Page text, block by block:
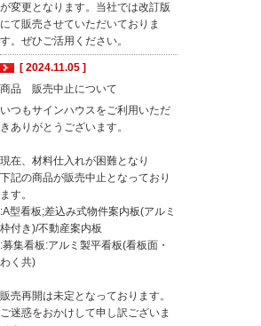
が変更となります。当社では改訂版
にて販売させていただいておりま
す。ぜひご活用ください。
[ 2024.11.05 ]
商品 販売中止について
いつもサインハウスをご利用いただ
きありがとうございます。
現在、材料仕入れが困難となり
下記の商品が販売中止となっており
ます。
:A型看板;差込み式物件案内板(アルミ
枠付き)/不動産案内板
:募集看板:アルミ製平看板(看板面・
わく共)
販売再開は未定となっております。
ご迷惑をおかけして申し訳ございま